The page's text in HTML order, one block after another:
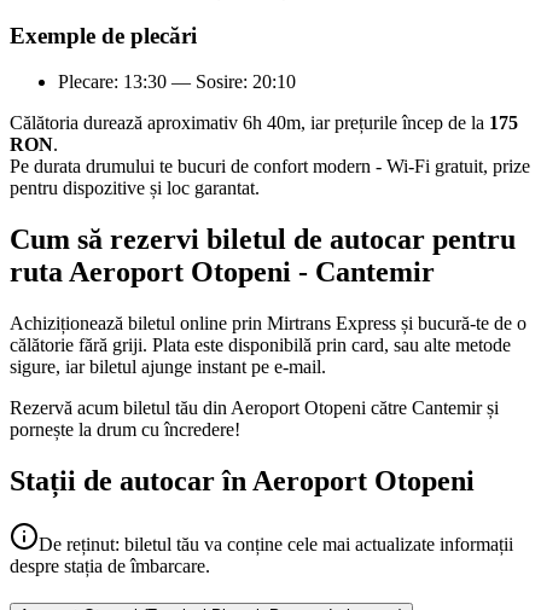
Exemple de plecări
Plecare: 13:30 — Sosire: 20:10
Călătoria durează aproximativ 6h 40m, iar prețurile încep de la 175
RON.
Pe durata drumului te bucuri de confort modern - Wi-Fi gratuit, prize
pentru dispozitive și loc garantat.
Cum să rezervi biletul de autocar pentru
ruta Aeroport Otopeni - Cantemir
Achiziționează biletul online prin Mirtrans Express și bucură-te de o
călătorie fără griji. Plata este disponibilă prin card, sau alte metode
sigure, iar biletul ajunge instant pe e-mail.
Rezervă acum biletul tău din Aeroport Otopeni către Cantemir și
pornește la drum cu încredere!
Stații de autocar în Aeroport Otopeni
De reținut: biletul tău va conține cele mai actualizate informații
despre stația de îmbarcare.